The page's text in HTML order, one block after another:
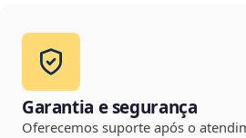
Garantia e segurança
Oferecemos suporte após o